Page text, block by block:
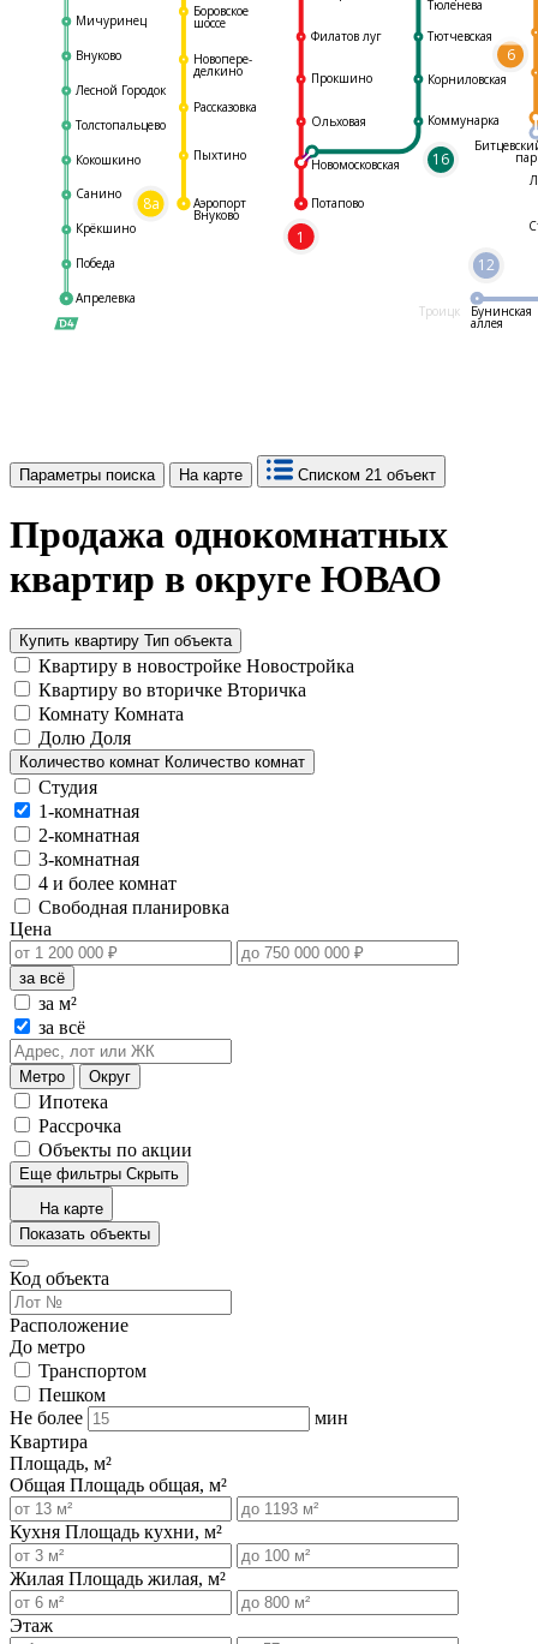
Троицк
16
1
8а
6
12
Мичуринец
Внуково
Лесной Городок
Толстопальцево
Кокошкино
Санино
Крёкшино
Победа
Апрелевка
Тюленева
Тютчевская
Корниловская
Коммунарка
Бунинская
аллея
Филатов луг
Прокшино
Ольховая
Новомосковская
Потапово
Боровское
шоссе
Новопере-
делкино
Рассказовка
Пыхтино
Аэропорт
Внуково
Параметры поиска На карте Списком 21 объект
Продажа однокомнатных
квартир в округе ЮВАО
Купить квартиру Тип объекта
Квартиру в новостройке Новостройка
Квартиру во вторичке Вторичка
Комнату Комната
Долю Доля
Количество комнат Количество комнат
Студия
1-комнатная
2-комнатная
3-комнатная
4 и более комнат
Свободная планировка
Цена
за всё
за м²
за всё
Метро Округ
Ипотека
Рассрочка
Объекты по акции
Еще фильтры Скрыть
На карте
Показать объекты
Код объекта
Расположение
До метро
Транспортом
Пешком
Не более
мин
Квартира
Площадь, м²
Общая Площадь общая, м²
Кухня Площадь кухни, м²
Жилая Площадь жилая, м²
Этаж